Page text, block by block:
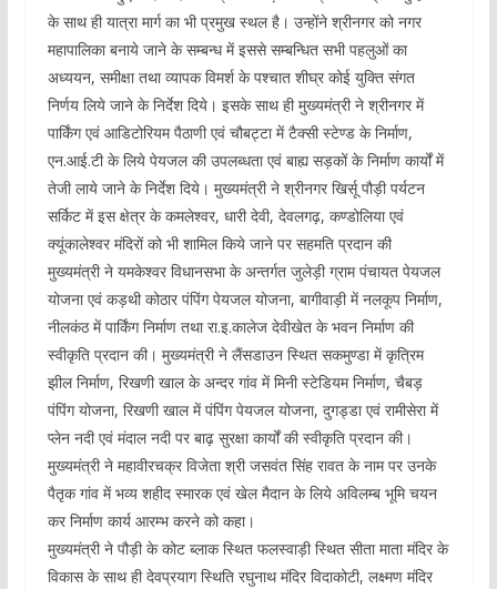
के साथ ही यात्रा मार्ग का भी प्रमुख स्थल है। उन्होंने श्रीनगर को नगर
महापालिका बनाये जाने के सम्बन्ध में इससे सम्बन्धित सभी पहलुओं का
अध्ययन, समीक्षा तथा व्यापक विमर्श के पश्चात शीघ्र कोई युक्ति संगत
निर्णय लिये जाने के निर्देश दिये। इसके साथ ही मुख्यमंत्री ने श्रीनगर में
पार्किंग एवं आडिटोरियम पैठाणी एवं चौबट्टा में टैक्सी स्टेण्ड के निर्माण,
एन.आई.टी के लिये पेयजल की उपलब्धता एवं बाह्य सड़कों के निर्माण कार्यों में
तेजी लाये जाने के निर्देश दिये। मुख्यमंत्री ने श्रीनगर खिर्सू पौड़ी पर्यटन
सर्किट में इस क्षेत्र के कमलेश्वर, धारी देवी, देवलगढ़, कण्डोलिया एवं
क्यूंकालेश्वर मंदिरों को भी शामिल किये जाने पर सहमति प्रदान की
मुख्यमंत्री ने यमकेश्वर विधानसभा के अन्तर्गत जुलेड़ी ग्राम पंचायत पेयजल
योजना एवं कड़थी कोठार पंपिंग पेयजल योजना, बागीवाड़ी में नलकूप निर्माण,
नीलकंठ में पार्किंग निर्माण तथा रा.इ.कालेज देवीखेत के भवन निर्माण की
स्वीकृति प्रदान की। मुख्यमंत्री ने लैंसडाउन स्थित सकमुण्डा में कृत्रिम
झील निर्माण, रिखणी खाल के अन्दर गांव में मिनी स्टेडियम निर्माण, चैबड़
पंपिंग योजना, रिखणी खाल में पंपिंग पेयजल योजना, दुगड्डा एवं रामीसेरा में
प्लेन नदी एवं मंदाल नदी पर बाढ़ सुरक्षा कार्यों की स्वीकृति प्रदान की।
मुख्यमंत्री ने महावीरचक्र विजेता श्री जसवंत सिंह रावत के नाम पर उनके
पैतृक गांव में भव्य शहीद स्मारक एवं खेल मैदान के लिये अविलम्ब भूमि चयन
कर निर्माण कार्य आरम्भ करने को कहा।
मुख्यमंत्री ने पौड़ी के कोट ब्लाक स्थित फलस्वाड़ी स्थित सीता माता मंदिर के
विकास के साथ ही देवप्रयाग स्थिति रघुनाथ मंदिर विदाकोटी, लक्ष्मण मंदिर